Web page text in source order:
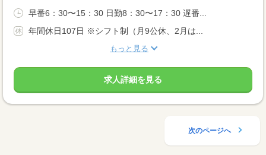
早番6：30〜15：30 日勤8：30〜17：30 遅番...
年間休日107日 ※シフト制（月9公休、2月は...
もっと見る
求人詳細を見る
次のページへ